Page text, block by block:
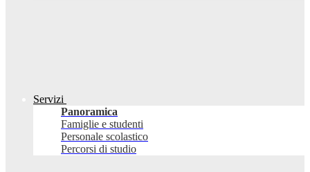
Servizi
Panoramica
Famiglie e studenti
Personale scolastico
Percorsi di studio